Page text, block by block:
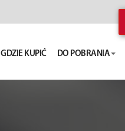
GDZIE KUPIĆ DO POBRANIA